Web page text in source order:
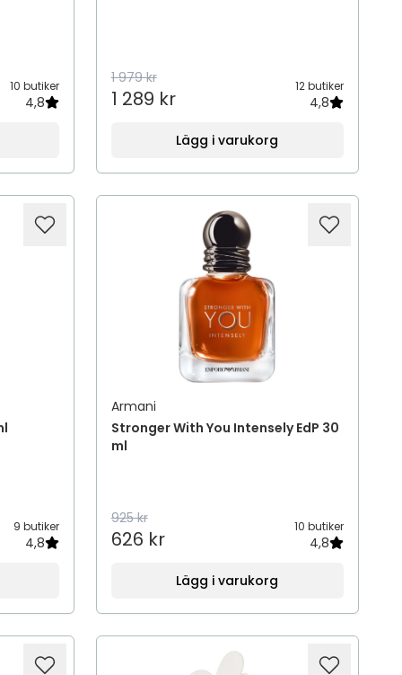
10 butiker
4,8
1 979 kr
1 289 kr
12 butiker
4,8
Lägg i varukorg
9 butiker
4,8
Armani
Stronger With You Intensely EdP 30
ml
925 kr
626 kr
10 butiker
4,8
Lägg i varukorg